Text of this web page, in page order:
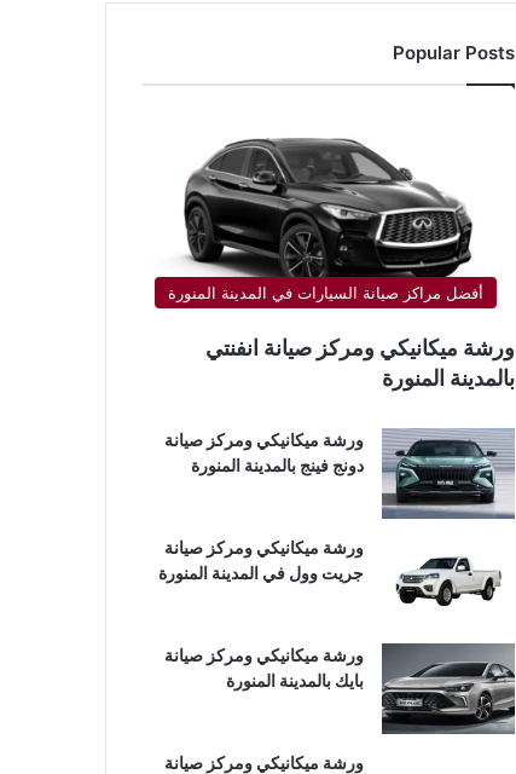
Popular Posts
أفضل مراكز صيانة السيارات في المدينة المنورة
ورشة ميكانيكي ومركز صيانة انفنتي
بالمدينة المنورة
ورشة ميكانيكي ومركز صيانة
دونج فينج بالمدينة المنورة
ورشة ميكانيكي ومركز صيانة
جريت وول في المدينة المنورة
ورشة ميكانيكي ومركز صيانة
بايك بالمدينة المنورة
ورشة ميكانيكي ومركز صيانة